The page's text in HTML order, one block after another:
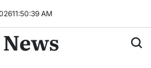
11:50:39 AM